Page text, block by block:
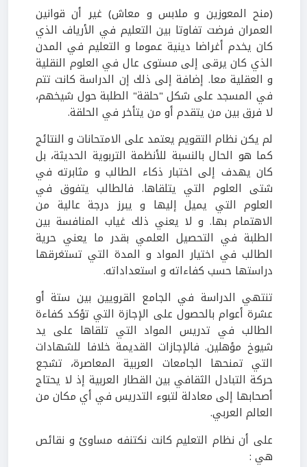
(منح المعوزين و ملابس و معاش) غير أن قوانين
العمران فرضت تفاوتا بين التعليم في الأرياف الذي
كان يخدم أغراضا دينية عموما و التعليم في المدن
الذي كان يرقى إلى مستوى عال في العلوم النقلية
و العقلية معا. إضافة إلى ذلك إن الدراسة كانت تتم
في المسجد على شكل "حلقة" الطلبة حول شيخهم،
لا فرق بين من يتقدم أو من يتأخر في الحلقة.
لم يكن نظام التقويم يعتمد على الامتحانات و النتائج
كما هو الحال بالنسبة للأنظمة التربوية الحديثة، بل
كان يهدف إلى اختبار ذكاء الطالب و مثابرته في
شتى العلوم التي يتلقاها. فالطالب يتفوق في
العلوم التي يميل إليها و يبرز درجة عالية من
الاهتمام بها. و لا يعني ذلك غياب المنافسة بين
الطلبة في التحصيل العلمي بقدر ما يعني حرية
الطالب في اختيار المواد و المدة التي تستغرقها
دراستها حسب كفاءاته و استعداداته.
تنتهي الدراسة في الجامع القرويين بين ستة أو
عشرة أعوام بالحصول على الإجازة التي تؤكد كفاءة
الطالب في تدريس المواد التي تلقاها على يد
شيوخ مؤهلين. فالإجازات القديمة خلافا للشهادات
التي تمنحها الجامعات العربية المعاصرة، تشجع
حركة التبادل الثقافي بين القطار العربية إذ لا يحتاج
أصحابها إلى معادلة لتبوء التدريس في أي مكان من
العالم العربي.
على أن نظام التعليم كانت نكتنفه مساوئ و نقائص
هي :